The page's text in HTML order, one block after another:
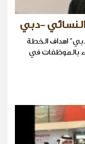
-دبي
اهداف الخطة
الى الارتقاء بالموظفات في